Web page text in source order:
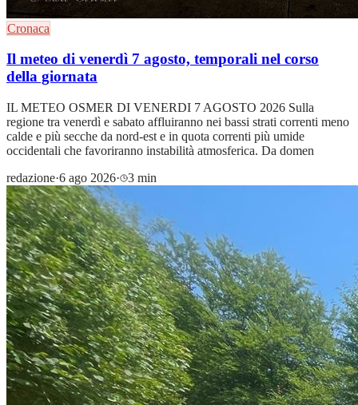
Cronaca
Il meteo di venerdì 7 agosto, temporali nel corso
della giornata
IL METEO OSMER DI VENERDI 7 AGOSTO 2026 Sulla
regione tra venerdì e sabato affluiranno nei bassi strati correnti meno
calde e più secche da nord-est e in quota correnti più umide
occidentali che favoriranno instabilità atmosferica. Da domen
redazione·6 ago 2026· 3 min